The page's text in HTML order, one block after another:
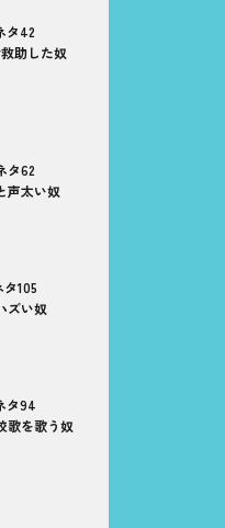
タ42
助した奴
タ62
声太い奴
105
ズい奴
タ94
歌を歌う奴